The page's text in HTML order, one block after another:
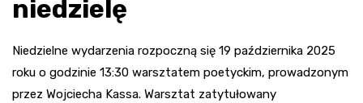
niedzielę
Niedzielne wydarzenia rozpoczną się 19 października 2025
roku o godzinie 13:30 warsztatem poetyckim, prowadzonym
przez Wojciecha Kassa. Warsztat zatytułowany